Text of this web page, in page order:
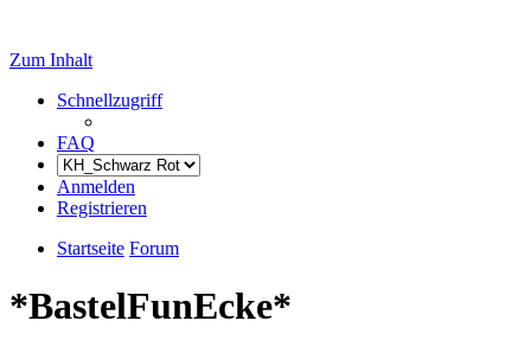
Zum Inhalt
Schnellzugriff
FAQ
Anmelden
Registrieren
Startseite Forum
*BastelFunEcke*